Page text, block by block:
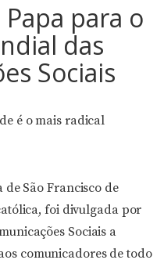
para o
das
Sociais
é o mais radical
São Francisco de
foi divulgada por
Sociais a
comunicadores de todo